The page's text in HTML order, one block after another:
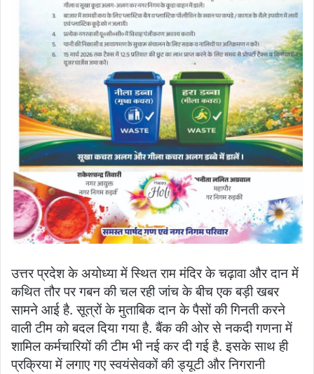
उत्तर प्रदेश के अयोध्या में स्थित राम मंदिर के चढ़ावा और दान में
कथित तौर पर गबन की चल रही जांच के बीच एक बड़ी खबर
सामने आई है. सूत्रों के मुताबिक दान के पैसों की गिनती करने
वाली टीम को बदल दिया गया है. बैंक की ओर से नकदी गणना में
शामिल कर्मचारियों की टीम भी नई कर दी गई है. इसके साथ ही
प्रक्रिया में लगाए गए स्वयंसेवकों की ड्यूटी और निगरानी